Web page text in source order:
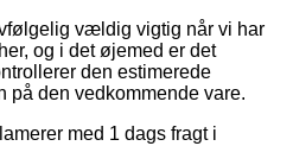
vældig vigtig når vi har
og i det øjemed er det
den estimerede
på den vedkommende vare.
med 1 dags fragt i